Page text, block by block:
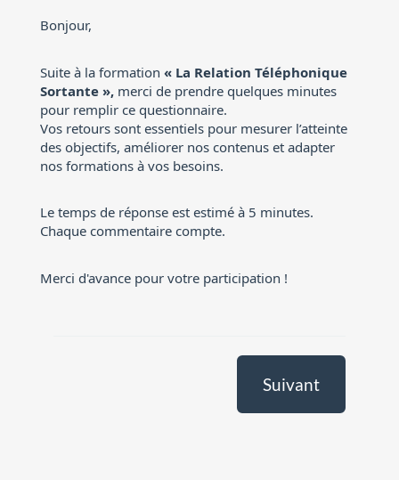
Bonjour,
Suite à la formation « La Relation Téléphonique
Sortante », merci de prendre quelques minutes
pour remplir ce questionnaire.
Vos retours sont essentiels pour mesurer l’atteinte
des objectifs, améliorer nos contenus et adapter
nos formations à vos besoins.
Le temps de réponse est estimé à 5 minutes.
Chaque commentaire compte.
Merci d'avance pour votre participation !
Suivant